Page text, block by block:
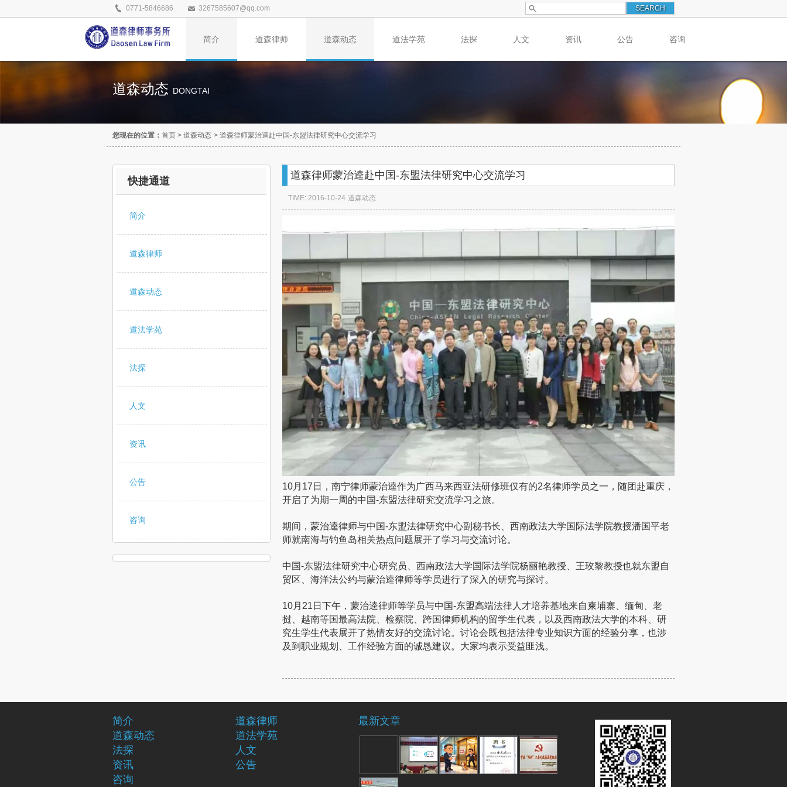
0771-5846686 3267585607@qq.com
简介 道森律师 道森动态 道法学苑 法探 人文 资讯 公告 咨询
道森动态 DONGTAI
您现在的位置： 首页 > 道森动态 > 道森律师蒙治逵赴中国-东盟法律研究中心交流学习
快捷通道
简介
道森律师
道森动态
道法学苑
法探
人文
资讯
公告
咨询
道森律师蒙治逵赴中国-东盟法律研究中心交流学习
TIME: 2016-10-24 道森动态
10月17日， 南宁律师蒙治逵作为广西马来西亚法研修班仅有的2名律师学员之一，随团赴重庆，
开启了为期一周的中国-东盟法律研究交流学习之旅。
期间， 蒙治逵律师与中国-东盟法律研究中心副秘书长、西南政法大学国际法学院教授潘国平老
师就南海与钓鱼岛相关热点问题展开了学习与交流讨论。
中国-东盟法律研究中心研究员、西南政法大学国际法学院杨丽艳教授、王玫黎教授也就东盟自
贸区、海洋法公约与蒙治逵律师等学员进行了深入的研究与探讨。
10月21日下午，蒙治逵律师等学员与中国-东盟高端法律人才培养基地来自柬埔寨、缅甸、老
挝、越南等国最高法院、检察院、跨国律师机构的留学生代表，以及西南政法大学的本科、研
究生学生代表展开了热情友好的交流讨论。讨论会既包括法律专业知识方面的经验分享，也涉
及到职业规划、工作经验方面的诚恳建议。大家均表示受益匪浅。
简介
道森律师
道森动态
道法学苑
法探
人文
资讯
公告
咨询
最新文章